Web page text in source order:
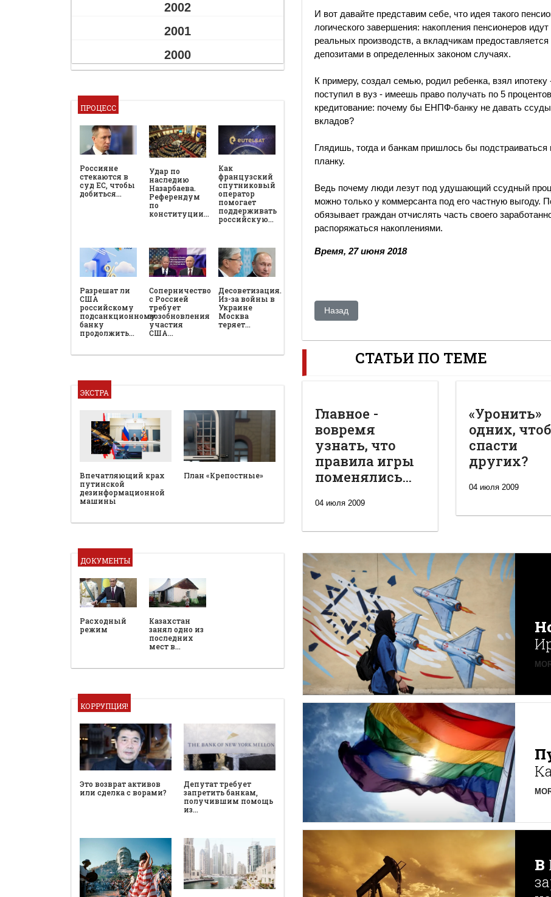
2002
2001
2000
ПРОЦЕСС
Россияне
стекаются в
суд ЕС, чтобы
добиться…
Удар по
наследию
Назарбаева.
Референдум
по
конституции…
Как
французский
спутниковый
оператор
помогает
поддерживать
российскую…
Разрешат ли
США
российскому
подсанкционному
банку
продолжить…
Соперничество
с Россией
требует
возобновления
участия
США…
Десоветизация.
Из-за войны в
Украине
Москва
теряет…
ЭКСТРА
Впечатляющий крах
путинской
дезинформационной
машины
План «Крепостные»
ДОКУМЕНТЫ
Расходный
режим
Казахстан
занял одно из
последних
мест в…
КОРРУПЦИЯ!
Это возврат активов
или сделка с ворами?
Депутат требует
запретить банкам,
получившим помощь
из…
И вот давайте представим себе, что идея такого
логического завершения: накопления пенсионеров
реальных производств, а вкладчикам
депозитами в определенных законом случаях.
К примеру, создал семью, родил ребенка, взял ипотеку
поступил в вуз - имеешь право получать по 5
кредитование: почему бы ЕНПФ-банку не давать
вкладов?
Глядишь, тогда и банкам пришлось бы
планку.
Ведь почему люди лезут под удушающий ссудный
можно только у коммерсанта под его частную выгоду.
обязывает граждан отчислять часть своего
распоряжаться накоплениями.
Время, 27 июня 2018
Предыдущий: Казахские национал-патриоты – пугало
Назад
СТАТЬИ ПО ТЕМЕ
Главное -
вовремя
узнать, что
правила игры
поменялись...
04 июля 2009
«Уронить»
одних,
спасти
других?
04 июля 2009
В